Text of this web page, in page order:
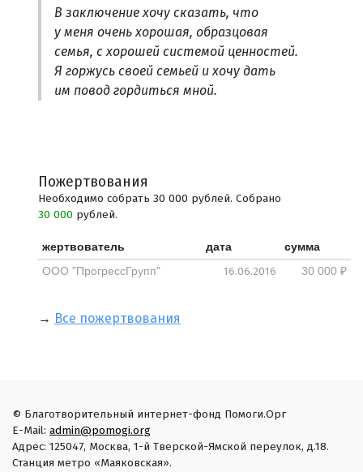
В заключение хочу сказать, что
у меня очень хорошая, образцовая
семья, с хорошей системой ценностей.
Я горжусь своей семьей и хочу дать
им повод гордиться мной.
Пожертвования
Необходимо собрать 30 000 рублей. Собрано
30 000 рублей.
жертвователь дата
сумма
ООО "ПрогрессГрупп"
16.06.2016 30 000 ₽
→ Все пожертвования
© Благотворительный интернет-фонд Помоги.Орг
E-Mail: admin@pomogi.org
Адрес: 125047, Москва, 1-й Тверской-Ямской переулок, д.18.
Станция метро «Маяковская».